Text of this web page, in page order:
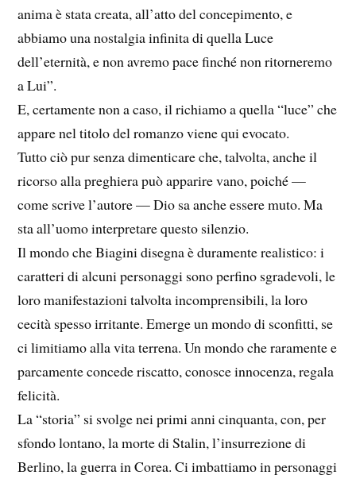
anima è stata creata, all’atto del concepimento, e
abbiamo una nostalgia infinita di quella Luce
dell’eternità, e non avremo pace finché non ritorneremo
a Lui”.
E, certamente non a caso, il richiamo a quella “luce” che
appare nel titolo del romanzo viene qui evocato.
Tutto ciò pur senza dimenticare che, talvolta, anche il
ricorso alla preghiera può apparire vano, poiché —
come scrive l’autore — Dio sa anche essere muto. Ma
sta all’uomo interpretare questo silenzio.
Il mondo che Biagini disegna è duramente realistico: i
caratteri di alcuni personaggi sono perfino sgradevoli, le
loro manifestazioni talvolta incomprensibili, la loro
cecità spesso irritante. Emerge un mondo di sconfitti, se
ci limitiamo alla vita terrena. Un mondo che raramente e
parcamente concede riscatto, conosce innocenza, regala
felicità.
La “storia” si svolge nei primi anni cinquanta, con, per
sfondo lontano, la morte di Stalin, l’insurrezione di
Berlino, la guerra in Corea. Ci imbattiamo in personaggi